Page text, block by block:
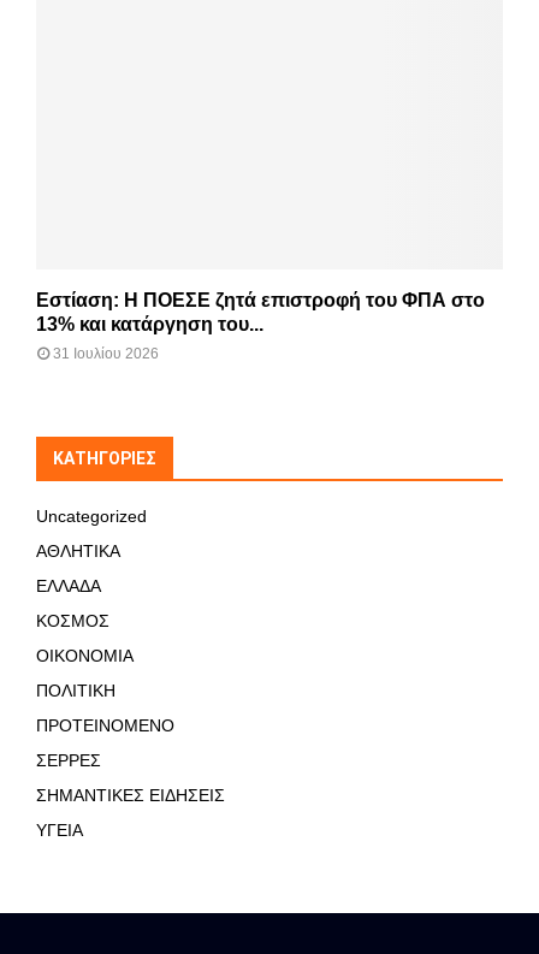
Εστίαση: Η ΠΟΕΣΕ ζητά επιστροφή του ΦΠΑ στο
13% και κατάργηση του...
31 Ιουλίου 2026
KΑΤΗΓΟΡΊΕΣ
Uncategorized
ΑΘΛΗΤΙΚΑ
ΕΛΛΑΔΑ
ΚΟΣΜΟΣ
ΟΙΚΟΝΟΜΙΑ
ΠΟΛΙΤΙΚΗ
ΠΡΟΤΕΙΝΟΜΕΝΟ
ΣΕΡΡΕΣ
ΣΗΜΑΝΤΙΚΕΣ ΕΙΔΗΣΕΙΣ
ΥΓΕΙΑ